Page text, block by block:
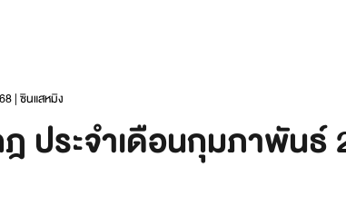
| ซินแสหมิง
ประจำเดือนกุมภาพันธ์